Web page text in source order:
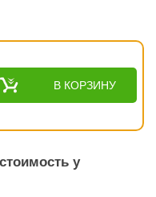
В КОРЗИНУ
у